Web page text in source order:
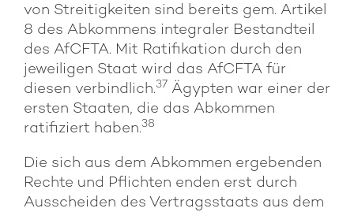
von Streitigkeiten sind bereits gem. Artikel
8 des Abkommens integraler Bestandteil
des AfCFTA. Mit Ratifikation durch den
jeweiligen Staat wird das AfCFTA für
diesen verbindlich.37 Ägypten war einer der
ersten Staaten, die das Abkommen
ratifiziert haben.38
Die sich aus dem Abkommen ergebenden
Rechte und Pflichten enden erst durch
Ausscheiden des Vertragsstaats aus dem